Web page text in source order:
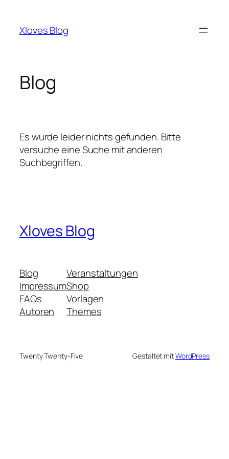
springen
Xloves Blog
Blog
Es wurde leider nichts gefunden. Bitte
versuche eine Suche mit anderen
Suchbegriffen.
Xloves Blog
Blog
Impressum
FAQs
Autoren
Veranstaltungen
Shop
Vorlagen
Themes
Twenty Twenty-Five Gestaltet mitWordPress